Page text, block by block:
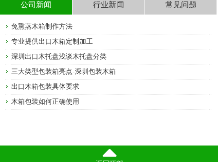
公司新闻 行业新闻 常见问题
免熏蒸木箱制作方法
专业提供出口木箱定制加工
深圳出口木托盘浅谈木托盘分类
三大类型包装箱亮点-深圳包装木箱
出口木箱包装具体要求
木箱包装如何正确使用